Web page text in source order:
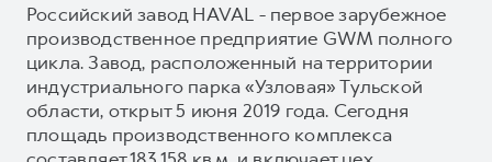
Российский завод HAVAL - первое зарубежное
производственное предприятие GWM полного
цикла. Завод, расположенный на территории
индустриального парка «Узловая» Тульской
области, открыт 5 июня 2019 года. Сегодня
площадь производственного комплекса